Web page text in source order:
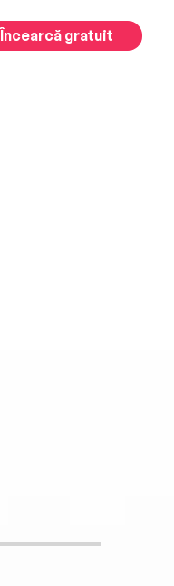
Încearcă gratuit